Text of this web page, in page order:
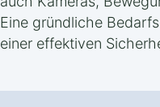
Eine gründliche
einer effektiven